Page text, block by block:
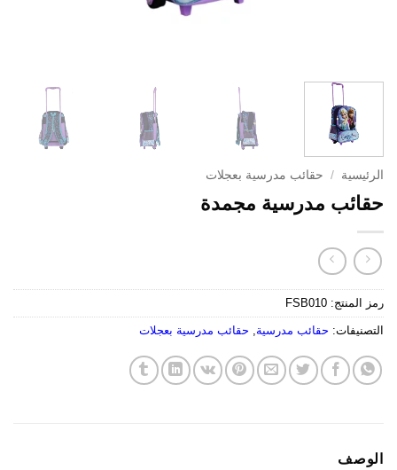
الرئيسية / حقائب مدرسية بعجلات
حقائب مدرسية مجمدة
رمز المنتج: FSB010
التصنيفات: حقائب مدرسية, حقائب مدرسية بعجلات
الوصف